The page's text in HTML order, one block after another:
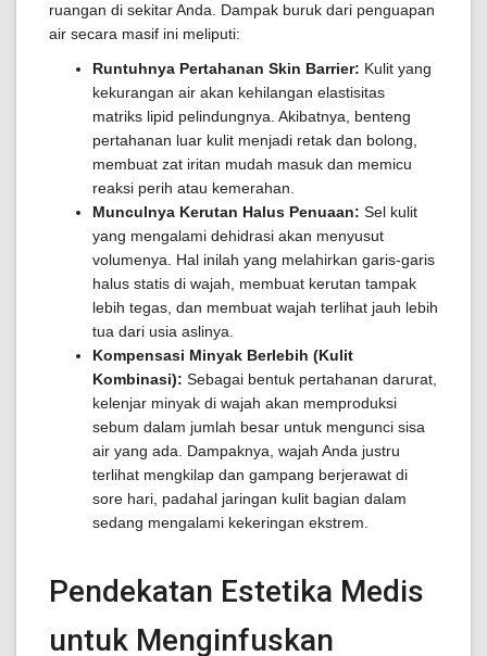
ruangan di sekitar Anda. Dampak buruk dari penguapan
air secara masif ini meliputi:
Runtuhnya Pertahanan Skin Barrier: Kulit yang
kekurangan air akan kehilangan elastisitas
matriks lipid pelindungnya. Akibatnya, benteng
pertahanan luar kulit menjadi retak dan bolong,
membuat zat iritan mudah masuk dan memicu
reaksi perih atau kemerahan.
Munculnya Kerutan Halus Penuaan: Sel kulit
yang mengalami dehidrasi akan menyusut
volumenya. Hal inilah yang melahirkan garis-garis
halus statis di wajah, membuat kerutan tampak
lebih tegas, dan membuat wajah terlihat jauh lebih
tua dari usia aslinya.
Kompensasi Minyak Berlebih (Kulit
Kombinasi): Sebagai bentuk pertahanan darurat,
kelenjar minyak di wajah akan memproduksi
sebum dalam jumlah besar untuk mengunci sisa
air yang ada. Dampaknya, wajah Anda justru
terlihat mengkilap dan gampang berjerawat di
sore hari, padahal jaringan kulit bagian dalam
sedang mengalami kekeringan ekstrem.
Pendekatan Estetika Medis
untuk Menginfuskan